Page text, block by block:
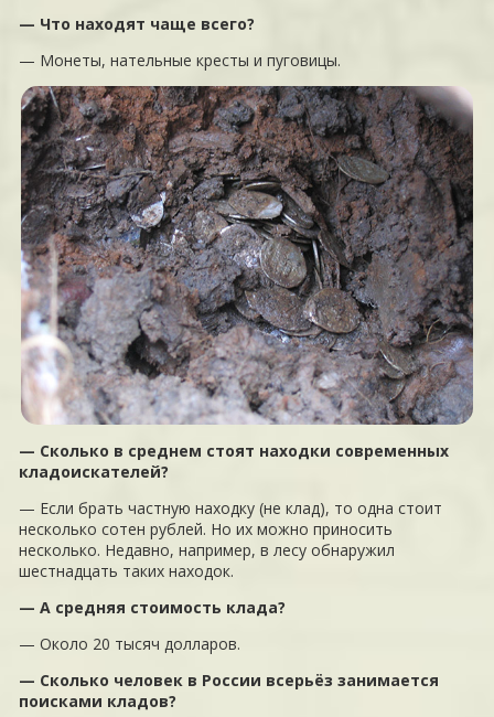
— Что находят чаще всего?
— Монеты, нательные кресты и пуговицы.
— Сколько в среднем стоят находки современных
кладоискателей?
— Если брать частную находку (не клад), то одна стоит
несколько сотен рублей. Но их можно приносить
несколько. Недавно, например, в лесу обнаружил
шестнадцать таких находок.
— А средняя стоимость клада?
— Около 20 тысяч долларов.
— Сколько человек в России всерьёз занимается
поисками кладов?